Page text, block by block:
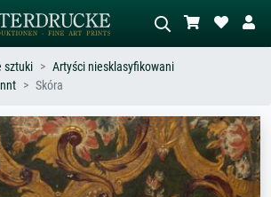
stylu – np.
noc,
akt.
Opisz scenę – np. zielona łąka,
abstrakcja z czerwienią, ciemny olej,
stojący akt obok drzewa.
sztuki
Artyści niesklasyfikowani
Skóra